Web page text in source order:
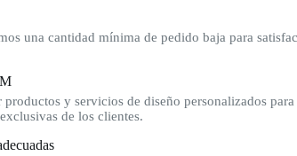
una cantidad mínima de pedido baja para
productos y servicios de diseño personalizados para
de los clientes.